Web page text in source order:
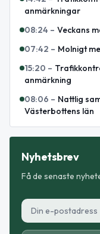
anmärkningar
08:24 – Veckans
07:42 – Molnigt
15:20 –
anmärkning
08:06 – Nattlig
Västerbottens län
Nyhetsbrev
Få de senaste